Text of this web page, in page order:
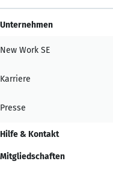
Unternehmen
New Work SE
Karriere
Presse
Hilfe & Kontakt
Mitgliedschaften